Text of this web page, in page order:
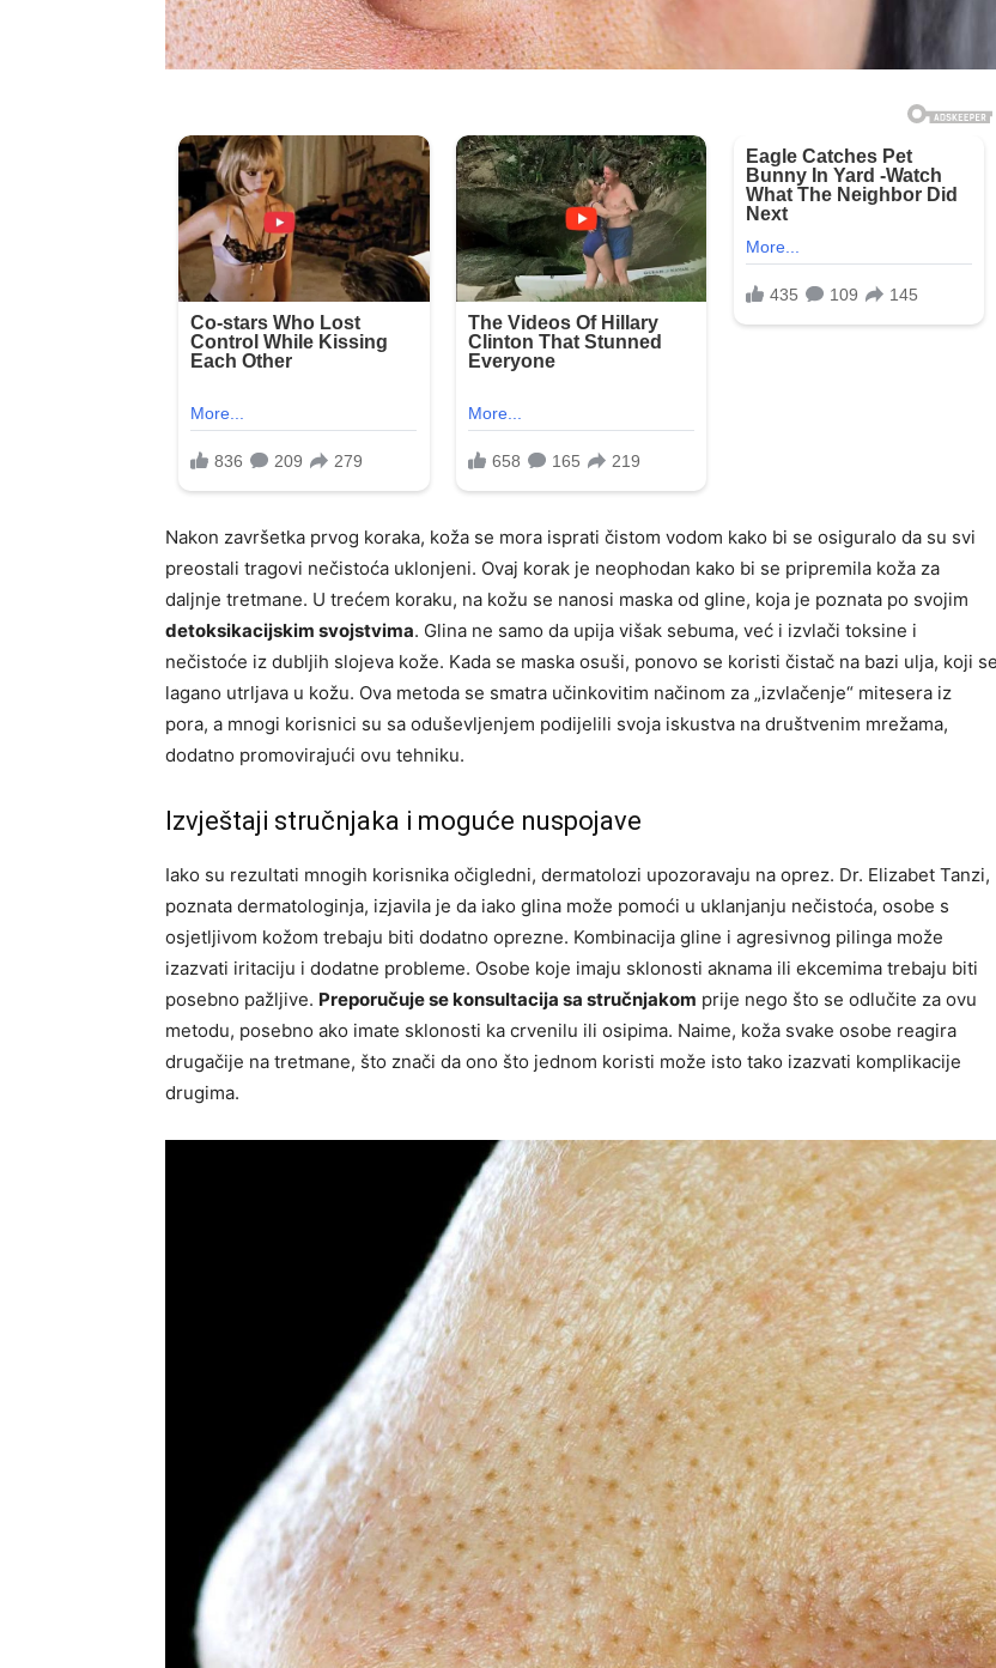
Nakon završetka prvog koraka, koža se mora isprati čistom vodom kako bi se osiguralo da su svi
preostali tragovi nečistoća uklonjeni. Ovaj korak je neophodan kako bi se pripremila koža za
daljnje tretmane. U trećem koraku, na kožu se nanosi maska od gline, koja je poznata po svojim
detoksikacijskim svojstvima. Glina ne samo da upija višak sebuma, već i izvlači toksine i
nečistoće iz dubljih slojeva kože. Kada se maska osuši, ponovo se koristi čistač na bazi ulja, koji se
lagano utrljava u kožu. Ova metoda se smatra učinkovitim načinom za „izvlačenje“ mitesera iz
pora, a mnogi korisnici su sa oduševljenjem podijelili svoja iskustva na društvenim mrežama,
dodatno promovirajući ovu tehniku.
Izvještaji stručnjaka i moguće nuspojave
Iako su rezultati mnogih korisnika očigledni, dermatolozi upozoravaju na oprez. Dr. Elizabet Tanzi,
poznata dermatologinja, izjavila je da iako glina može pomoći u uklanjanju nečistoća, osobe s
osjetljivom kožom trebaju biti dodatno oprezne. Kombinacija gline i agresivnog pilinga može
izazvati iritaciju i dodatne probleme. Osobe koje imaju sklonosti aknama ili ekcemima trebaju biti
posebno pažljive. Preporučuje se konsultacija sa stručnjakom prije nego što se odlučite za ovu
metodu, posebno ako imate sklonosti ka crvenilu ili osipima. Naime, koža svake osobe reagira
drugačije na tretmane, što znači da ono što jednom koristi može isto tako izazvati komplikacije
drugima.